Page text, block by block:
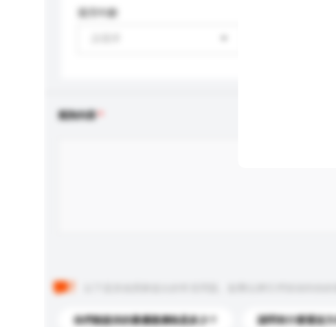
適用年齡
查詢內容
你們能提供的最優惠價格是多少？ 請問有什麼運送方